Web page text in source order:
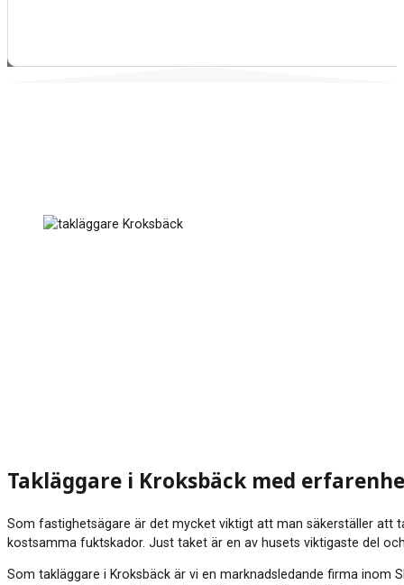
Takläggare i Kroksbäck med
Som fastighetsägare är det mycket viktigt att man säkerställer att
kostsamma fuktskador. Just taket är en av husets viktigaste del
Som takläggare i Kroksbäck är vi en marknadsledande firma inom